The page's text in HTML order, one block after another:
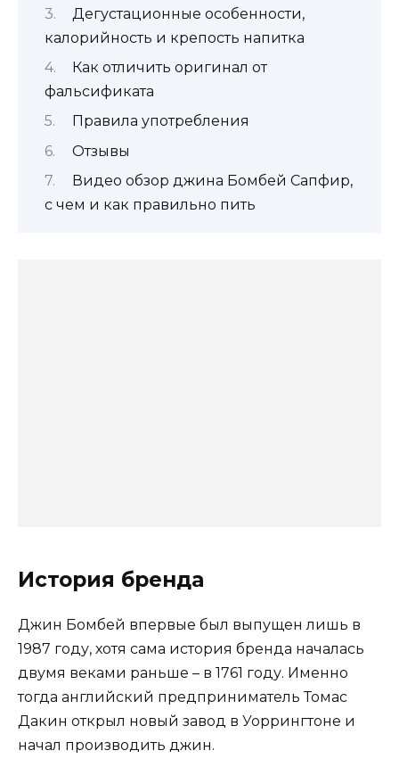
Дегустационные особенности,
калорийность и крепость напитка
Как отличить оригинал от
фальсификата
Правила употребления
Отзывы
Видео обзор джина Бомбей Сапфир,
с чем и как правильно пить
История бренда
Джин Бомбей впервые был выпущен лишь в
1987 году, хотя сама история бренда началась
двумя веками раньше – в 1761 году. Именно
тогда английский предприниматель Томас
Дакин открыл новый завод в Уоррингтоне и
начал производить джин.